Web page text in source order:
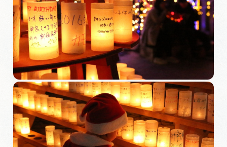
旅行会社・観光事業者の皆様へ
フォトライブラリー
動画ライブラリー
お問い合わせ